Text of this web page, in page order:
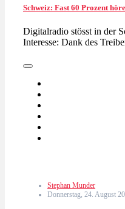
Schweiz: Fast 60 Prozent
Digitalradio stösst in der
Interesse: Dank des
Stephan Munder
Donnerstag, 24. August